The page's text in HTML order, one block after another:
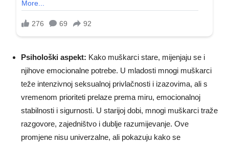
Psihološki aspekt: Kako muškarci stare, mijenjaju se i
njihove emocionalne potrebe. U mladosti mnogi muškarci
teže intenzivnoj seksualnoj privlačnosti i izazovima, ali s
vremenom prioriteti prelaze prema miru, emocionalnoj
stabilnosti i sigurnosti. U starijoj dobi, mnogi muškarci traže
razgovore, zajedništvo i dublje razumijevanje. Ove
promjene nisu univerzalne, ali pokazuju kako se